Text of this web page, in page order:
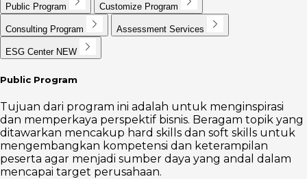
Public Program Customize Program
Consulting Program Assessment Services
ESG Center NEW
Public Program
Tujuan dari program ini adalah untuk menginspirasi
dan memperkaya perspektif bisnis. Beragam topik yang
ditawarkan mencakup hard skills dan soft skills untuk
mengembangkan kompetensi dan keterampilan
peserta agar menjadi sumber daya yang andal dalam
mencapai target perusahaan.